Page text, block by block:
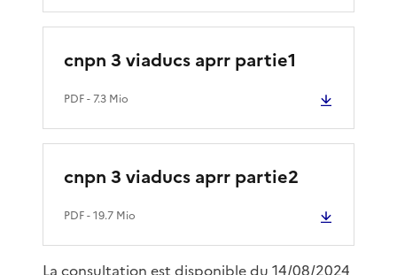
cnpn 3 viaducs aprr partie1
PDF- 7.3 Mio
cnpn 3 viaducs aprr partie2
PDF- 19.7 Mio
La consultation est disponible du 14/08/2024